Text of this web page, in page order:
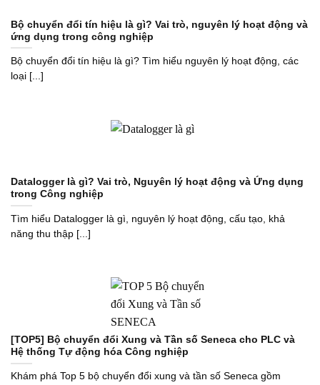
Bộ chuyển đổi tín hiệu là gì? Vai trò, nguyên lý hoạt động và
ứng dụng trong công nghiệp
Bộ chuyển đổi tín hiệu là gì? Tìm hiểu nguyên lý hoạt động, các
loại [...]
Datalogger là gì? Vai trò, Nguyên lý hoạt động và Ứng dụng
trong Công nghiệp
Tìm hiểu Datalogger là gì, nguyên lý hoạt động, cấu tạo, khả
năng thu thập [...]
[TOP5] Bộ chuyển đổi Xung và Tần số Seneca cho PLC và
Hệ thống Tự động hóa Công nghiệp
Khám phá Top 5 bộ chuyển đổi xung và tần số Seneca gồm